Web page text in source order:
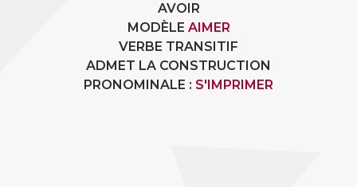
AVOIR
MODÈLE AIMER
VERBE TRANSITIF
ADMET LA CONSTRUCTION
PRONOMINALE : S'IMPRIMER